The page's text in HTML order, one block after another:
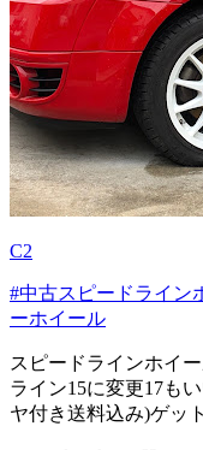
C2
#中古スピードライン
ーホイール
スピードラインホイ
ライン15に変更17も
ヤ付き送料込み)ゲッ